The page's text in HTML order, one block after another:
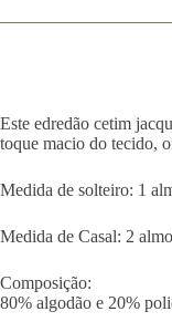
Este edredão cetim
toque macio do tecido,
Medida de solteiro: 1
Medida de Casal: 2
Composição:
80% algodão e 20%